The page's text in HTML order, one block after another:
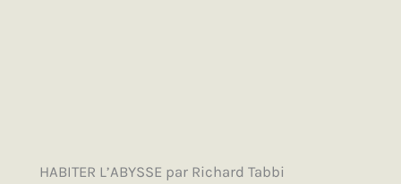
HABITER L’ABYSSE par Richard Tabbi